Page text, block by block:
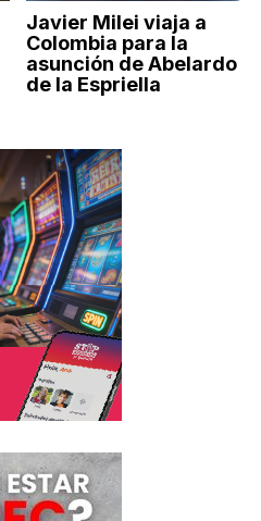
Javier Milei viaja a
Colombia para la
asunción de Abelardo
de la Espriella